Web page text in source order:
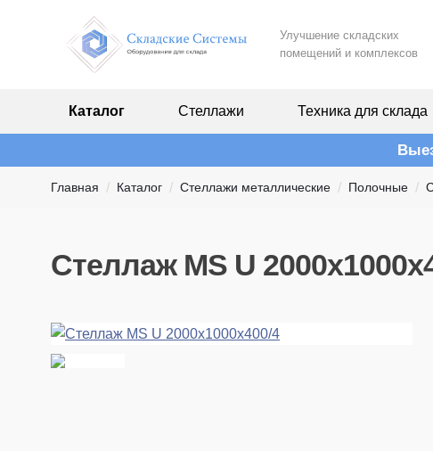
Улучшение складских
помещений и комплексов
Каталог Стеллажи Техника для склада
Главная Каталог Стеллажи металлические Полочные
Стеллаж MS U